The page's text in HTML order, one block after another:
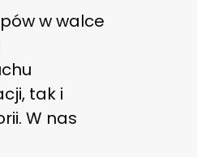
w walce
tak i
W nas